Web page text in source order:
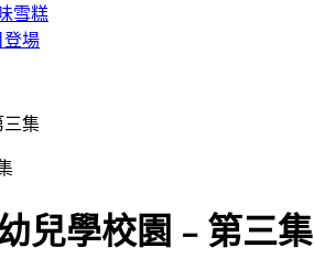
三集
兒學校園﹣第三集